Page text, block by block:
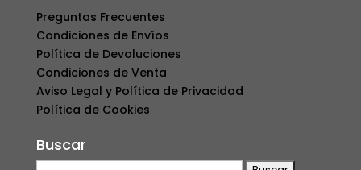
Preguntas Frecuentes
Condiciones de Envíos
Política de Devoluciones
Condiciones de Venta
Aviso Legal y Política de Privacidad
Política de Cookies
Buscar